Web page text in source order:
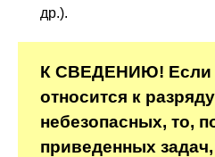
др.).
К СВЕДЕНИЮ! Если
относится к
небезопасных, то,
приведенных